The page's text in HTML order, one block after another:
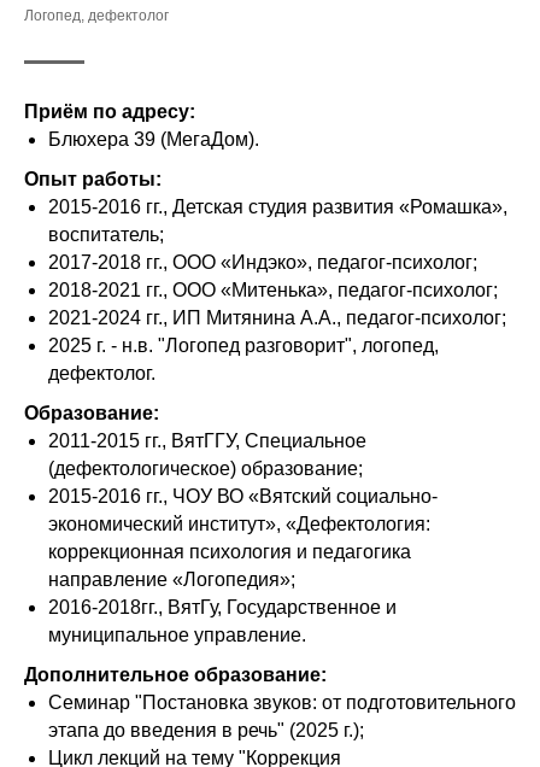
Логопед, дефектолог
Приём по адресу:
Блюхера 39 (МегаДом).
Опыт работы:
2015-2016 гг., Детская студия развития «Ромашка»,
воспитатель;
2017-2018 гг., ООО «Индэко», педагог-психолог;
2018-2021 гг., ООО «Митенька», педагог-психолог;
2021-2024 гг., ИП Митянина А.А., педагог-психолог;
2025 г. - н.в. "Логопед разговорит", логопед,
дефектолог.
Образование:
2011-2015 гг., ВятГГУ, Специальное
(дефектологическое) образование;
2015-2016 гг., ЧОУ ВО «Вятский социально-
экономический институт», «Дефектология:
коррекционная психология и педагогика
направление «Логопедия»;
2016-2018гг., ВятГу, Государственное и
муниципальное управление.
Дополнительное образование:
Семинар "Постановка звуков: от подготовительного
этапа до введения в речь" (2025 г.);
Цикл лекций на тему "Коррекция